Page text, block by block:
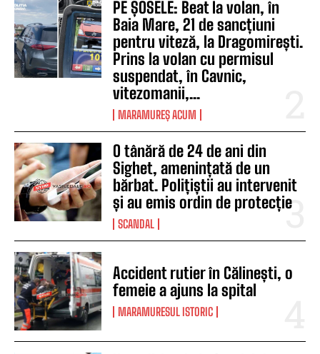
PE ȘOSELE: Beat la volan, în
Baia Mare, 21 de sancțiuni
pentru viteză, la Dragomirești.
Prins la volan cu permisul
suspendat, în Cavnic,
vitezomanii,...
MARAMUREȘ ACUM
O tânără de 24 de ani din
Sighet, amenințată de un
bărbat. Polițiștii au intervenit
și au emis ordin de protecție
SCANDAL
Accident rutier în Călinești, o
femeie a ajuns la spital
MARAMURESUL ISTORIC